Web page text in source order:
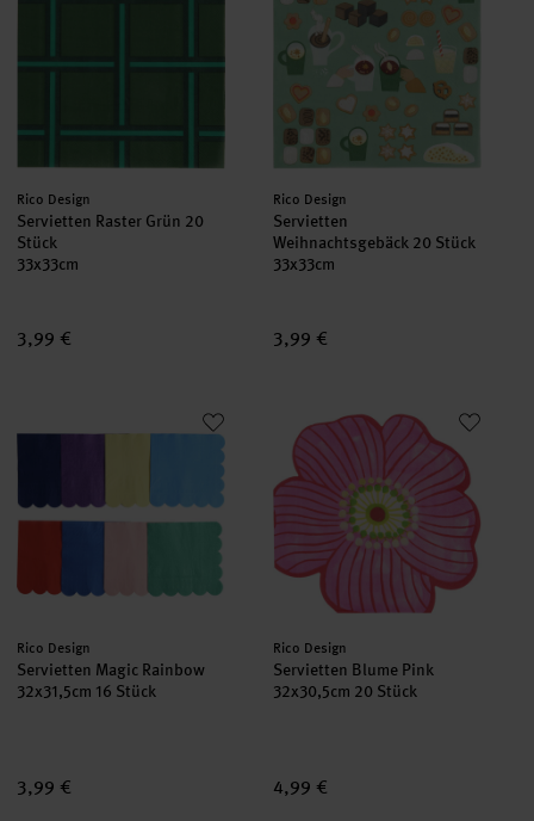
Hersteller:
Rico Design
Servietten Raster Grün 20
Stück
33x33cm
3,99 €
Hersteller:
Rico Design
Servietten
Weihnachtsgebäck 20 Stück
33x33cm
3,99 €
Servietten Magic Rainbow
Hersteller:
Rico Design
Servietten Magic Rainbow
32x31,5cm 16 Stück
3,99 €
Hersteller:
Rico Design
Servietten Blume Pink
32x30,5cm 20 Stück
4,99 €